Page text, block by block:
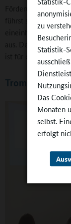
zu
Statistik-
Das
Monaten
selbst.
erfolgt
Förderung der
führst sie
eineinhalbstündige
aus. Dein
ist für die gesamte
Trommel-AG